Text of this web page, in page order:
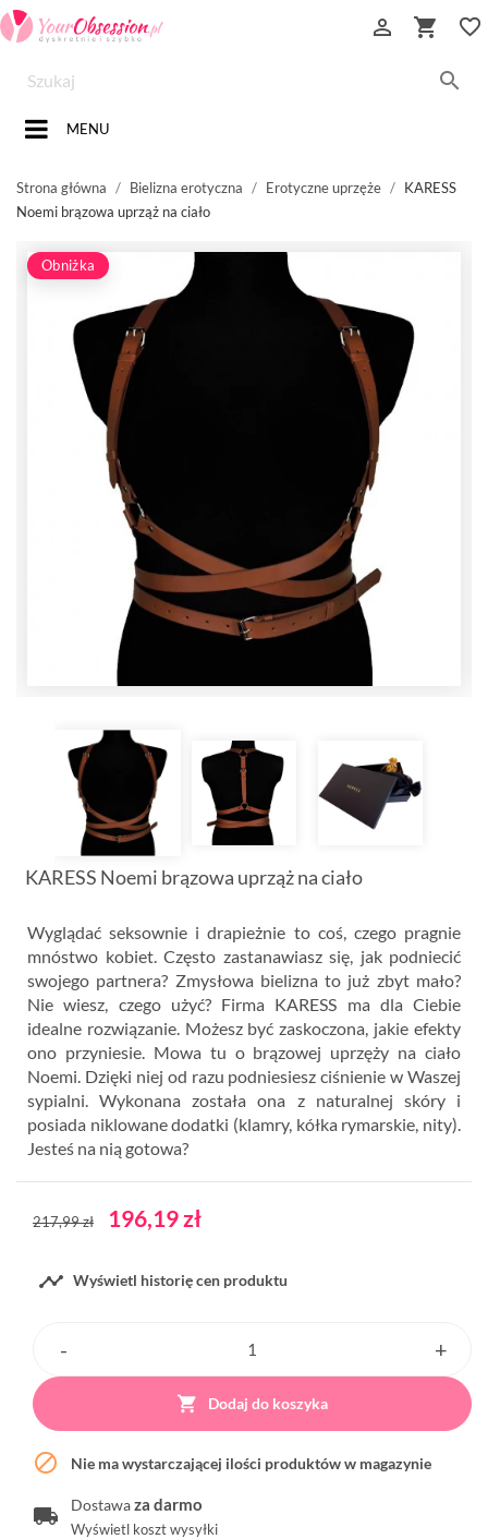
favorite_border



MENU
Strona główna Bielizna erotyczna Erotyczne uprzęże
KARESS
Noemi brązowa uprząż na ciało
Obniżka
KARESS Noemi brązowa uprząż na ciało
Wyglądać seksownie i drapieżnie to coś, czego pragnie
mnóstwo kobiet. Często zastanawiasz się, jak podniecić
swojego partnera? Zmysłowa bielizna to już zbyt mało?
Nie wiesz, czego użyć? Firma KARESS ma dla Ciebie
idealne rozwiązanie. Możesz być zaskoczona, jakie efekty
ono przyniesie. Mowa tu o brązowej uprzęży na ciało
Noemi. Dzięki niej od razu podniesiesz ciśnienie w Waszej
sypialni. Wykonana została ona z naturalnej skóry i
posiada niklowane dodatki (klamry, kółka rymarskie, nity).
Jesteś na nią gotowa?
217,99 zł 196,19 zł
 Wyświetl historię cen produktu
 Dodaj do koszyka
 Nie ma wystarczającej ilości produktów w magazynie
Dostawaza darmo
Wyświetl koszt wysyłki